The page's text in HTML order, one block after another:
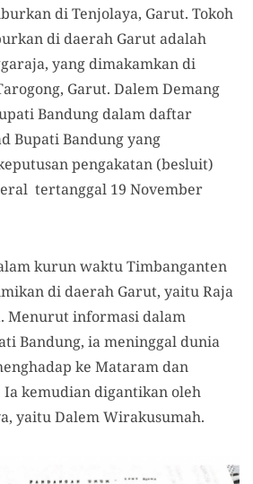
di Tenjolaya, Garut. Tokoh
di daerah Garut adalah
yang dimakamkan di
Garut. Dalem Demang
Bandung dalam daftar
Bupati Bandung yang
pengakatan (besluit)
tertanggal 19 November
kurun waktu Timbanganten
di daerah Garut, yaitu Raja
Menurut informasi dalam
Bandung, ia meninggal dunia
ke Mataram dan
kemudian digantikan oleh
yaitu Dalem Wirakusumah.